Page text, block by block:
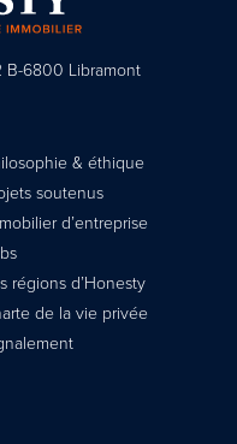
B-6800 Libramont
& éthique
soutenus
d’entreprise
régions d’Honesty
de la vie privée